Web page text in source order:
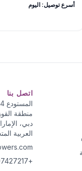
أسرع توصيل: اليوم
اتصل بنا
دبي،
العربية
+971-507427217